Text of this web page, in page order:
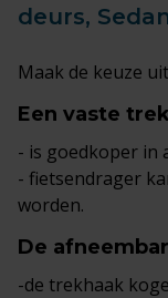
deurs,
Maak de keuze
Een vaste
- is goedkoper in
- fietsendrager
worden.
De
-de trekhaak